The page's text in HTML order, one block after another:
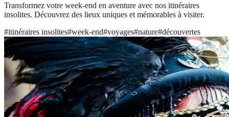
Transformez votre week-end en aventure avec nos itinéraires
insolites. Découvrez des lieux uniques et mémorables à visiter.
#itinéraires insolites#week-end#voyages#nature#découvertes